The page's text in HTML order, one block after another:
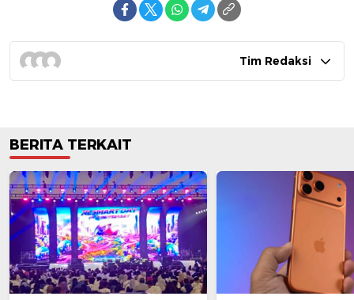
Tim Redaksi
BERITA TERKAIT